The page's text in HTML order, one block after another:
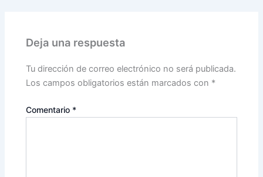
Deja una respuesta
Tu dirección de correo electrónico no será publicada.
Los campos obligatorios están marcados con *
Comentario *